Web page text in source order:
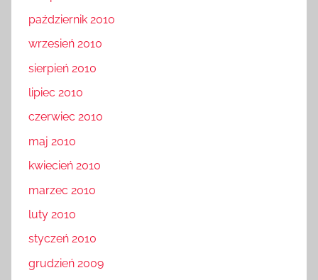
październik 2010
wrzesień 2010
sierpień 2010
lipiec 2010
czerwiec 2010
maj 2010
kwiecień 2010
marzec 2010
luty 2010
styczeń 2010
grudzień 2009